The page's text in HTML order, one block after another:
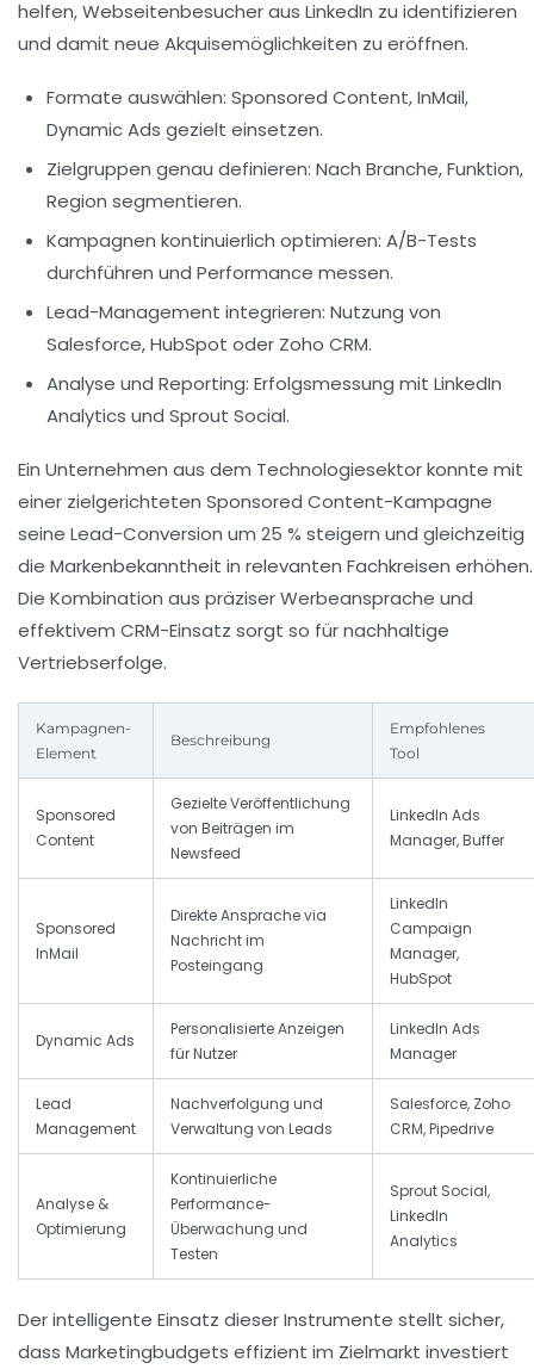
helfen, Webseitenbesucher aus LinkedIn zu identifizieren
und damit neue Akquisemöglichkeiten zu eröffnen.
Formate auswählen: Sponsored Content, InMail,
Dynamic Ads gezielt einsetzen.
Zielgruppen genau definieren: Nach Branche, Funktion,
Region segmentieren.
Kampagnen kontinuierlich optimieren: A/B-Tests
durchführen und Performance messen.
Lead-Management integrieren: Nutzung von
Salesforce, HubSpot oder Zoho CRM.
Analyse und Reporting: Erfolgsmessung mit LinkedIn
Analytics und Sprout Social.
Ein Unternehmen aus dem Technologiesektor konnte mit
einer zielgerichteten Sponsored Content-Kampagne
seine Lead-Conversion um 25 % steigern und gleichzeitig
die Markenbekanntheit in relevanten Fachkreisen erhöhen.
Die Kombination aus präziser Werbeansprache und
effektivem CRM-Einsatz sorgt so für nachhaltige
Vertriebserfolge.
Kampagnen-
Element
Beschreibung
Empfohlenes
Tool
Sponsored
Content
Gezielte Veröffentlichung
von Beiträgen im
Newsfeed
LinkedIn Ads
Manager, Buffer
Sponsored
InMail
Direkte Ansprache via
Nachricht im
Posteingang
LinkedIn
Campaign
Manager,
HubSpot
Dynamic Ads
Personalisierte Anzeigen
für Nutzer
LinkedIn Ads
Manager
Lead
Management
Nachverfolgung und
Verwaltung von Leads
Salesforce, Zoho
CRM, Pipedrive
Analyse &
Optimierung
Kontinuierliche
Performance-
Überwachung und
Testen
Sprout Social,
LinkedIn
Analytics
Der intelligente Einsatz dieser Instrumente stellt sicher,
dass Marketingbudgets effizient im Zielmarkt investiert